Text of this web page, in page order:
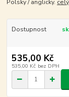
Polsky / anglicky.
Dostupnost
535,00 Kč
535,00 Kč bez DPH